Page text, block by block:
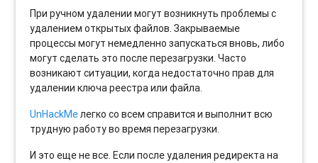
При ручном удалении могут возникнуть проблемы с
удалением открытых файлов. Закрываемые
процессы могут немедленно запускаться вновь, либо
могут сделать это после перезагрузки. Часто
возникают ситуации, когда недостаточно прав для
удалении ключа реестра или файла.
UnHackMeлегко со всем справится и выполнит всю
трудную работу во время перезагрузки.
И это еще не все. Если после удаления редиректа на